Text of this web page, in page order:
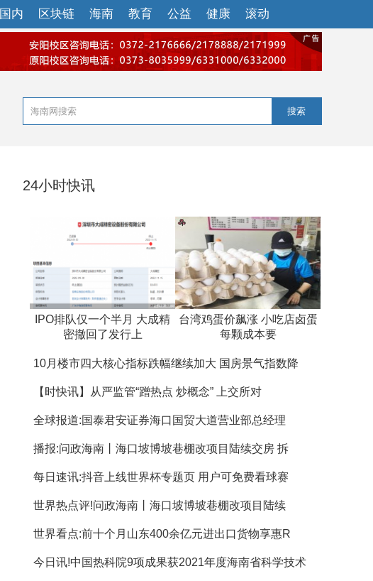
国内 区块链 海南 教育 公益 健康 滚动
搜索
24小时快讯
IPO排队仅一个半月 大成精
密撤回了发行上
台湾鸡蛋价飙涨 小吃店卤蛋
每颗成本要
10月楼市四大核心指标跌幅继续加大 国房景气指数降
【时快讯】从严监管“蹭热点 炒概念” 上交所对
全球报道:国泰君安证券海口国贸大道营业部总经理
播报:问政海南丨海口坡博坡巷棚改项目陆续交房 拆
每日速讯:抖音上线世界杯专题页 用户可免费看球赛
世界热点评!问政海南丨海口坡博坡巷棚改项目陆续
世界看点:前十个月山东400余亿元进出口货物享惠R
今日讯!中国热科院9项成果获2021年度海南省科学技术